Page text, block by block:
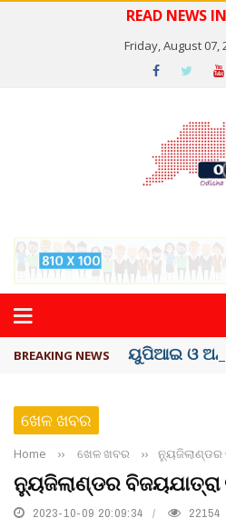
READ NEWS IN
Friday, August 07,
BREAKING NEWS ୟୁପିଆଇ ଓ
ଖେଳ ଖବର
Home ›› ଖେଳ ଖବର ›› ନ୍ୟୁଜିଲାଣ୍ଡର
ନ୍ୟୁଜିଲାଣ୍ଡର ବିଜୟଯାତ୍ରା
2023-10-09 20:09:34 22154